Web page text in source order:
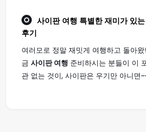
사이판 여행 특별한 재미가 있
후기
여러모로 정말 재밋게 여행하고 돌아
금 사이판 여행 준비하시는 분들이 이
관 없는 것이, 사이판은 우기만 아니면